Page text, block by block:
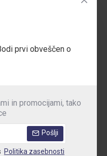
prvi obveščen o
in promocijami, tako
Pošlji
Politika zasebnosti